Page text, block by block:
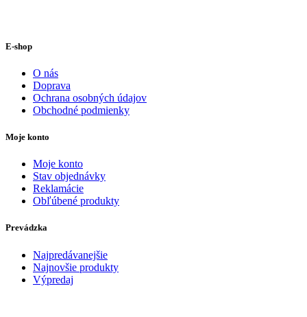
E-shop
O nás
Doprava
Ochrana osobných údajov
Obchodné podmienky
Moje konto
Moje konto
Stav objednávky
Reklamácie
Obľúbené produkty
Prevádzka
Najpredávanejšie
Najnovšie produkty
Výpredaj